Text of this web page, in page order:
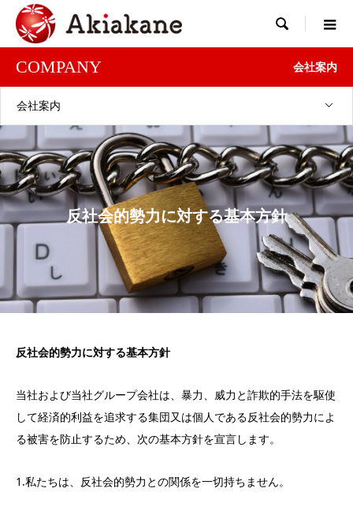

COMPANY 会社案内
会社案内
反社会的勢力に対する基本方針
反社会的勢力に対する基本方針
当社および当社グループ会社は、暴力、威力と詐欺的手法を駆使
して経済的利益を追求する集団又は個人である反社会的勢力によ
る被害を防止するため、次の基本方針を宣言します。
1.私たちは、反社会的勢力との関係を一切持ちません。